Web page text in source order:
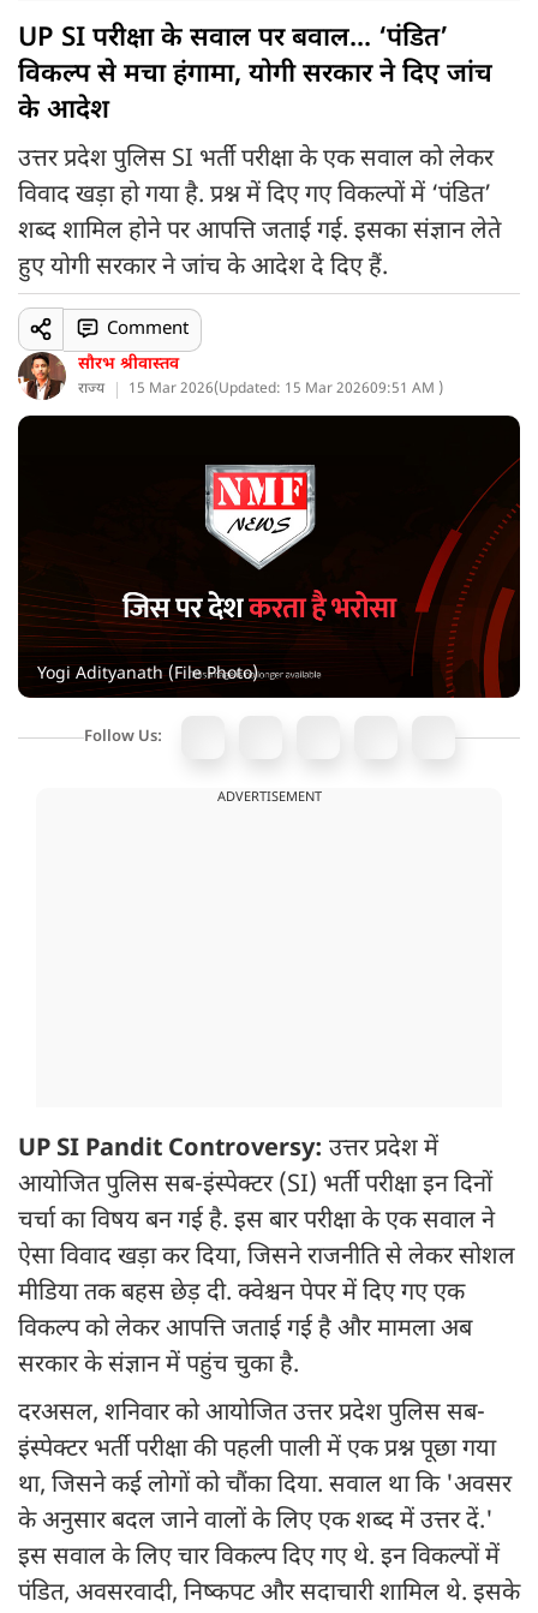
UP SI परीक्षा के सवाल पर बवाल... ‘पंडित’
विकल्प से मचा हंगामा, योगी सरकार ने दिए जांच
के आदेश
उत्तर प्रदेश पुलिस SI भर्ती परीक्षा के एक सवाल को लेकर
विवाद खड़ा हो गया है. प्रश्न में दिए गए विकल्पों में ‘पंडित’
शब्द शामिल होने पर आपत्ति जताई गई. इसका संज्ञान लेते
हुए योगी सरकार ने जांच के आदेश दे दिए हैं.
सौरभ श्रीवास्तव
राज्य 15 Mar 2026(Updated: 15 Mar 202609:51 AM )
Comment
Yogi Adityanath (File Photo)
Follow Us:
ADVERTISEMENT
UP SI Pandit Controversy: उत्तर प्रदेश में
आयोजित पुलिस सब-इंस्पेक्टर (SI) भर्ती परीक्षा इन दिनों
चर्चा का विषय बन गई है. इस बार परीक्षा के एक सवाल ने
ऐसा विवाद खड़ा कर दिया, जिसने राजनीति से लेकर सोशल
मीडिया तक बहस छेड़ दी. क्वेश्चन पेपर में दिए गए एक
विकल्प को लेकर आपत्ति जताई गई है और मामला अब
सरकार के संज्ञान में पहुंच चुका है.
दरअसल, शनिवार को आयोजित उत्तर प्रदेश पुलिस सब-
इंस्पेक्टर भर्ती परीक्षा की पहली पाली में एक प्रश्न पूछा गया
था, जिसने कई लोगों को चौंका दिया. सवाल था कि 'अवसर
के अनुसार बदल जाने वालों के लिए एक शब्द में उत्तर दें.'
इस सवाल के लिए चार विकल्प दिए गए थे. इन विकल्पों में
पंडित, अवसरवादी, निष्कपट और सदाचारी शामिल थे. इसके